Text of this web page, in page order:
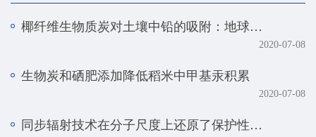
椰纤维生物质炭对土壤中铅的吸附：地球化学和光谱学研究
2020-07-08
生物炭和硒肥添加降低稻米中甲基汞积累
2020-07-08
同步辐射技术在分子尺度上还原了保护性耕作土壤磷元素的真实赋存形态